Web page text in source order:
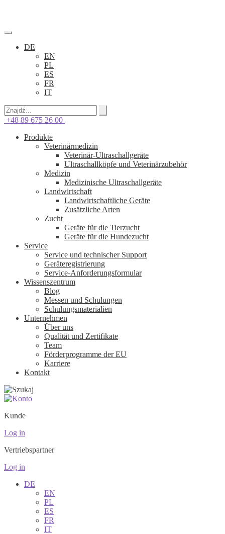
DE
EN
PL
ES
FR
IT
+48 89 675 26 00
Produkte
Veterinärmedizin
Veterinär-Ultraschallgeräte
Ultraschallköpfe und Veterinärzubehör
Medizin
Medizinische Ultraschallgeräte
Landwirtschaft
Landwirtschaftliche Geräte
Zusätzliche Arten
Zucht
Geräte für die Tierzucht
Geräte für die Hundezucht
Service
Service und technischer Support
Geräteregistrierung
Service-Anforderungsformular
Wissenszentrum
Blog
Messen und Schulungen
Schulungsmaterialien
Unternehmen
Über uns
Qualität und Zertifikate
Team
Förderprogramme der EU
Karriere
Kontakt
Kunde
Log in
Vertriebspartner
Log in
DE
EN
PL
ES
FR
IT